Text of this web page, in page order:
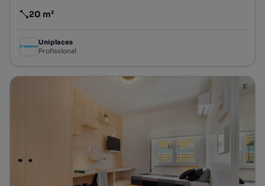
Preço por metro quadrado
20 m²
Uniplaces
Profissional